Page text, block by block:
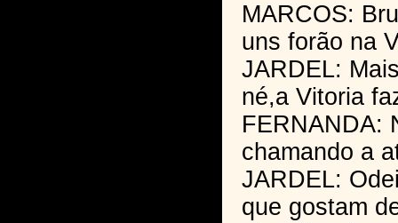
MARCOS:
uns forão na
JARDEL:
né,a Vitoria
FERNANDA:
chamando a
JARDEL:
que gostam